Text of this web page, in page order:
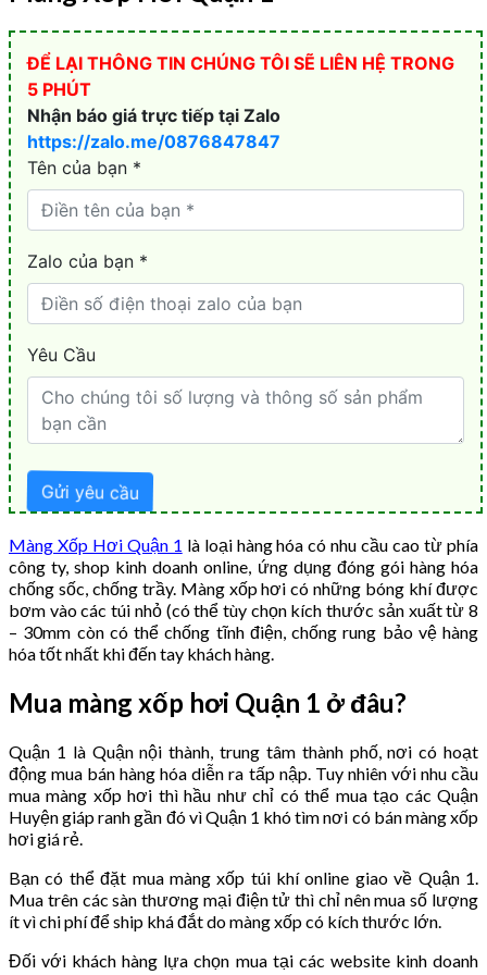
Màng Xốp Hơi Quận 1 là loại hàng hóa có nhu cầu cao từ phía
công ty, shop kinh doanh online, ứng dụng đóng gói hàng hóa
chống sốc, chống trầy. Màng xốp hơi có những bóng khí được
bơm vào các túi nhỏ (có thể tùy chọn kích thước sản xuất từ 8
– 30mm còn có thể chống tĩnh điện, chống rung bảo vệ hàng
hóa tốt nhất khi đến tay khách hàng.
Mua màng xốp hơi Quận 1 ở đâu?
Quận 1 là Quận nội thành, trung tâm thành phố, nơi có hoạt
động mua bán hàng hóa diễn ra tấp nập. Tuy nhiên với nhu cầu
mua màng xốp hơi thì hầu như chỉ có thể mua tạo các Quận
Huyện giáp ranh gần đó vì Quận 1 khó tìm nơi có bán màng xốp
hơi giá rẻ.
Bạn có thể đặt mua màng xốp túi khí online giao về Quận 1.
Mua trên các sàn thương mại điện tử thì chỉ nên mua số lượng
ít vì chi phí để ship khá đắt do màng xốp có kích thước lớn.
Đối với khách hàng lựa chọn mua tại các website kinh doanh